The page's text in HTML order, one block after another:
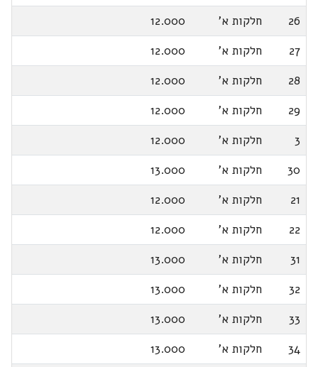
26
חלקות א'
12.000
27
חלקות א'
12.000
28
חלקות א'
12.000
29
חלקות א'
12.000
3
חלקות א'
12.000
30
חלקות א'
13.000
21
חלקות א'
12.000
22
חלקות א'
12.000
31
חלקות א'
13.000
32
חלקות א'
13.000
33
חלקות א'
13.000
34
חלקות א'
13.000